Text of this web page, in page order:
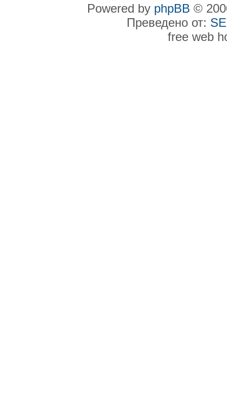
Powered by phpBB ©
Преведено от:
free web